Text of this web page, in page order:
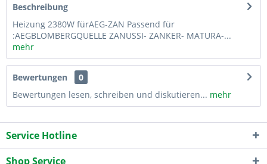
Beschreibung
Heizung 2380W fürAEG-ZAN Passend für
:AEGBLOMBERGQUELLE ZANUSSI- ZANKER- MATURA-...
mehr
Bewertungen
0
Bewertungen lesen, schreiben und diskutieren... mehr
Service Hotline
Shop Service